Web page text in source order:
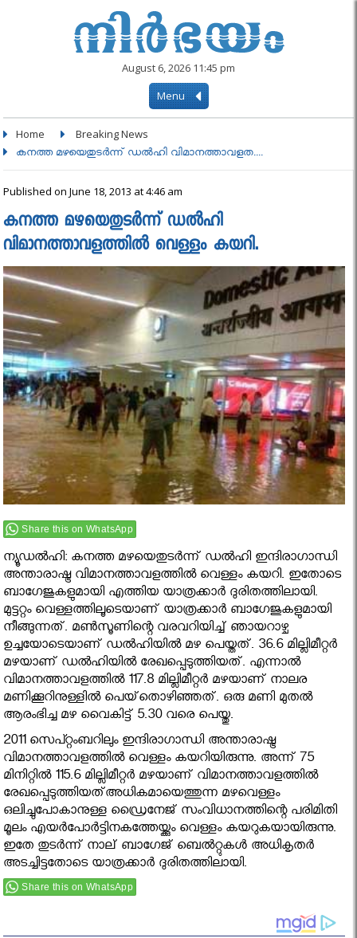
August 6, 2026 11:45 pm
Menu
Home Breaking News
കനത്ത മഴയെതുടര്‍ന്ന് ഡല്‍ഹി വിമാനത്താവളത....
Published on June 18, 2013 at 4:46 am
കനത്ത മഴയെതുടര്‍ന്ന് ഡല്‍ഹി
വിമാനത്താവളത്തില്‍ വെള്ളം കയറി.
Share this on WhatsApp
ന്യൂഡല്‍ഹി: കനത്ത മഴയെതുടര്‍ന്ന് ഡല്‍ഹി ഇന്ദിരാഗാന്ധി
അന്താരാഷ്ട്ര വിമാനത്താവളത്തില്‍ വെള്ളം കയറി. ഇതോടെ
ബാഗേജുകളുമായി എത്തിയ യാത്രക്കാര്‍ ദുരിതത്തിലായി.
മുട്ടറ്റം വെള്ളത്തിലൂടെയാണ് യാത്രക്കാര്‍ ബാഗേജുകളുമായി
നീങ്ങുന്നത്. മണ്‍സൂണിന്റെ വരവറിയിച്ച് ഞായറാഴ്ച
ഉച്ചയോടെയാണ് ഡല്‍ഹിയില്‍ മഴ പെയ്തത്. 36.6 മില്ലിമീറ്റര്‍
മഴയാണ് ഡല്‍ഹിയില്‍ രേഖപ്പെടുത്തിയത്. എന്നാല്‍
വിമാനത്താവളത്തില്‍ 117.8 മില്ലിമീറ്റര്‍ മഴയാണ് നാലര
മണിക്കൂറിനുള്ളില്‍ പെയ്‌തൊഴിഞ്ഞത്. ഒരു മണി മുതല്‍
ആരംഭിച്ച മഴ വൈകിട്ട് 5.30 വരെ പെയ്തു.
2011 സെപ്റ്റംബറിലും ഇന്ദിരാഗാന്ധി അന്താരാഷ്ട്ര
വിമാനത്താവളത്തില്‍ വെള്ളം കയറിയിരുന്നു. അന്ന് 75
മിനിറ്റില്‍ 115.6 മില്ലിമീറ്റര്‍ മഴയാണ് വിമാനത്താവളത്തില്‍
രേഖപ്പെടുത്തിയത്അധികമായെത്തുന്ന മഴവെള്ളം
ഒലിച്ചുപോകാനുള്ള ഡ്രൈനേജ് സംവിധാനത്തിന്റെ പരിമിതി
മൂലം എയര്‍പോര്‍ട്ടിനകത്തേയ്ക്കും വെള്ളം കയറുകയായിരുന്നു.
ഇതേ തുടര്‍ന്ന് നാല് ബാഗേജ് ബെല്‍റ്റുകള്‍ അധികൃതര്‍
അടച്ചിട്ടതോടെ യാത്രക്കാര്‍ ദുരിതത്തിലായി.
Share this on WhatsApp